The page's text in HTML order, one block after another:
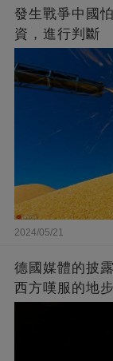
發生戰爭中國
資，進行判斷
2024/05/21
德國媒體的披
西方嘆服的地步